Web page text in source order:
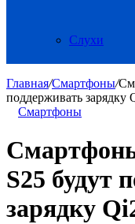
Слухи
Главная/Смартфоны/
поддерживать зарядку
Смартфоны
S25 будут
зарядку